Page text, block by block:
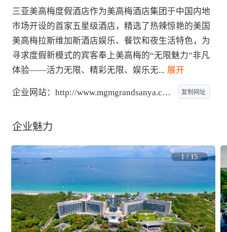
三亚美高梅度假酒店作为美高梅酒店集团于中国内地
市场开设的首家五星级酒店，精选了热辣惊艳的美国
美高梅拉斯维加斯酒店娱乐、餐饮和夜生活特色，为
寻求度假新模式的宾客奉上美高梅的“无限魅力”非凡
体验——活力无限、精彩无限、娱乐无... 展开
企业网站： http://www.mgmgrandsanya.com 复制网址
企业魅力
1/15